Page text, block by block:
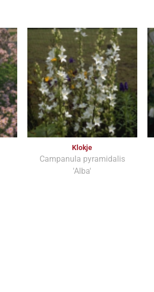
Klokje
Campanula pyramidalis
'Alba'